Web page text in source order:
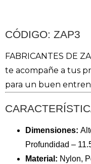
CÓDIGO: ZAP3
FABRICANTES DE
te acompañe a tus
para un buen
Dimensiones:
Profundidad –
Material: Nylon,